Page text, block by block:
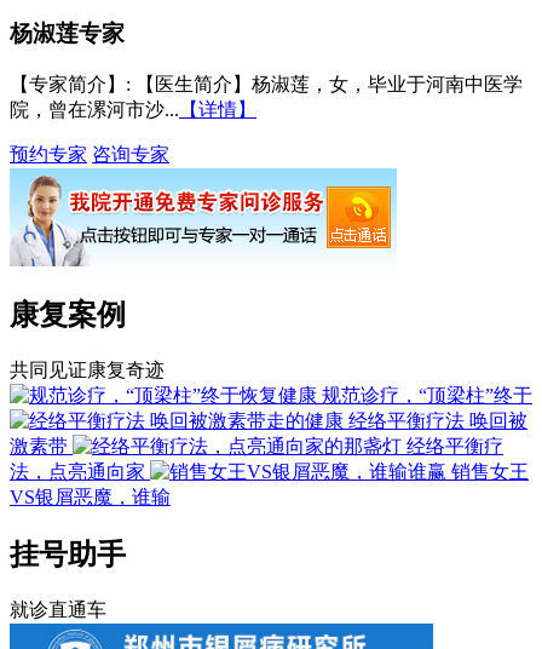
杨淑莲专家
【专家简介】 : 【医生简介】杨淑莲，女，毕业于河南中医学
院，曾在漯河市沙... 【详情】
预约专家 咨询专家
康复案例
共同见证康复奇迹
规范诊疗，“顶梁柱”终于
经络平衡疗法 唤回被
激素带
经络平衡疗
法，点亮通向家
销售女王
VS银屑恶魔，谁输
挂号助手
就诊直通车